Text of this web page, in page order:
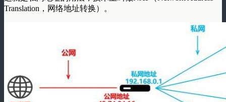
Translation，网络地址转换）。